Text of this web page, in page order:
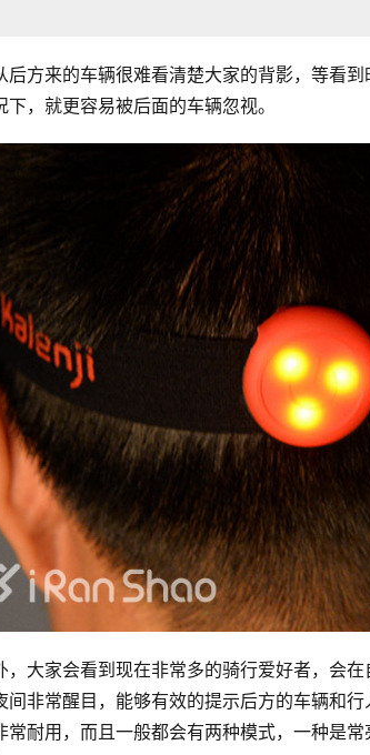
后方来的车辆很难看清楚大家的背影，等看
，就更容易被后面的车辆忽视。
，大家会看到现在非常多的骑行爱好者，会
间非常醒目，能够有效的提示后方的车辆和
常耐用，而且一般都会有两种模式，一种是